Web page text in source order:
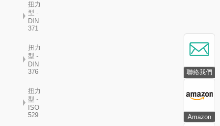
聯絡我們
Amazon
扭力
型 -
DIN
371
扭力
型 -
DIN
376
扭力
型 -
ISO
529